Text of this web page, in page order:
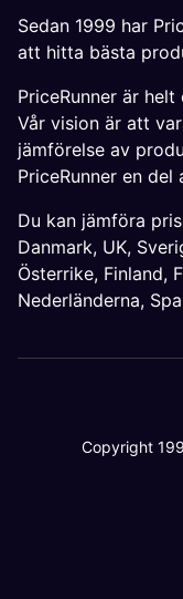
Sedan 1999 har
att hitta bästa
PriceRunner är
Vår vision är att
jämförelse av
PriceRunner en del
Du kan jämföra
Danmark, UK,
Österrike, Finland,
Nederländerna,
Copyright